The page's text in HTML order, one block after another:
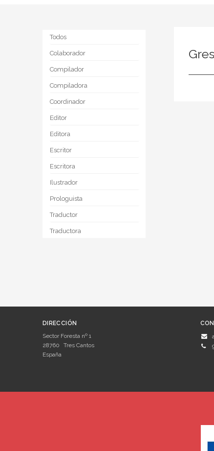
Todos
Colaborador
Compilador
Compiladora
Coordinador
Editor
Editora
Escritor
Escritora
Ilustrador
Prologuista
Traductor
Traductora
DIRECCIÓN
Sector Foresta nº 1
28760
Tres Cantos
España